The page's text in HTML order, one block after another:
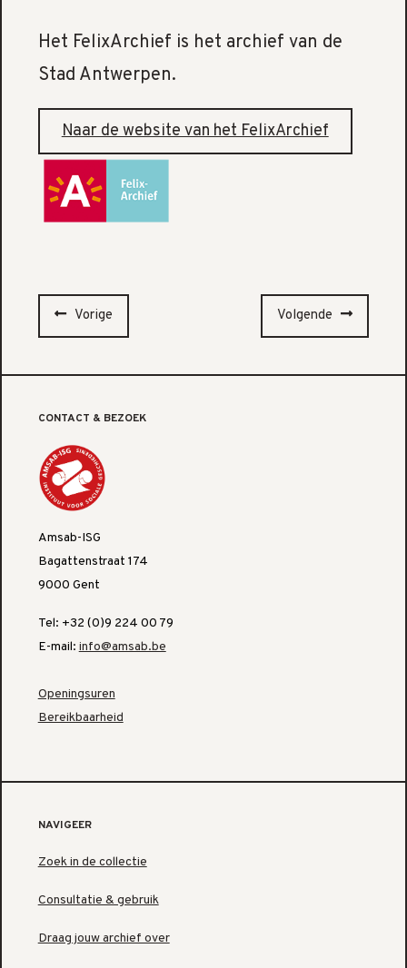
Het FelixArchief is het archief van de
Stad Antwerpen.
Naar de website van het FelixArchief
Vorige Volgende
CONTACT & BEZOEK
Amsab-ISG
Bagattenstraat 174
9000 Gent
Tel: +32 (0)9 224 00 79
E-mail: info@amsab.be
Openingsuren
Bereikbaarheid
NAVIGEER
Zoek in de collectie
Consultatie & gebruik
Draag jouw archief over